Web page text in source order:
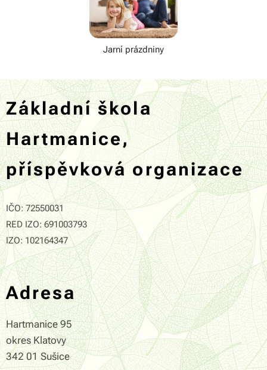
Jarní prázdniny
Základní škola
Hartmanice,
příspěvková organizace
IČO: 72550031
RED IZO: 691003793
IZO: 102164347
Adresa
Hartmanice 95
okres Klatovy
342 01 Sušice